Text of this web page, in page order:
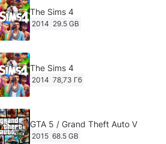
The Sims 4
2014 29.5 GB
The Sims 4
2014 78,73 Гб
GTA 5 / Grand Theft Auto V
2015 68.5 GB